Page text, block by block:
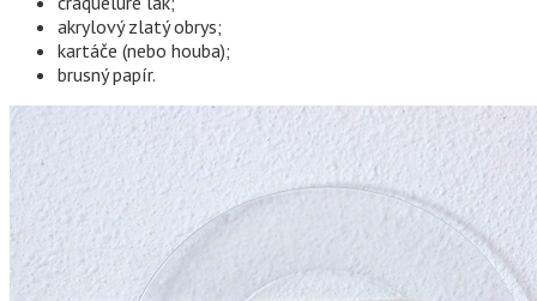
akrylový zlatý obrys;
kartáče (nebo houba);
brusný papír.